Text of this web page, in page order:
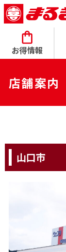
お得情報
店舗案内
山口市